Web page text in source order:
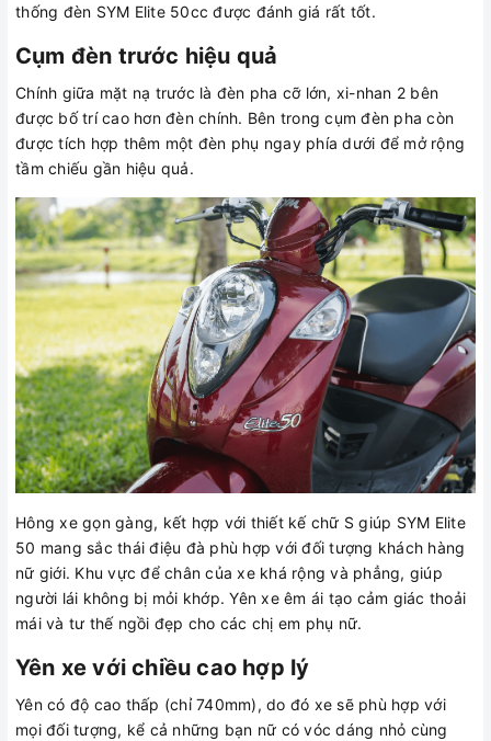
thống đèn SYM Elite 50cc được đánh giá rất tốt.
Cụm đèn trước hiệu quả
Chính giữa mặt nạ trước là đèn pha cỡ lớn, xi-nhan 2 bên
được bố trí cao hơn đèn chính. Bên trong cụm đèn pha còn
được tích hợp thêm một đèn phụ ngay phía dưới để mở rộng
tầm chiếu gần hiệu quả.
Hông xe gọn gàng, kết hợp với thiết kế chữ S giúp SYM Elite
50 mang sắc thái điệu đà phù hợp với đối tượng khách hàng
nữ giới. Khu vực để chân của xe khá rộng và phẳng, giúp
người lái không bị mỏi khớp. Yên xe êm ái tạo cảm giác thoải
mái và tư thế ngồi đẹp cho các chị em phụ nữ.
Yên xe với chiều cao hợp lý
Yên có độ cao thấp (chỉ 740mm), do đó xe sẽ phù hợp với
mọi đối tượng, kể cả những bạn nữ có vóc dáng nhỏ cùng